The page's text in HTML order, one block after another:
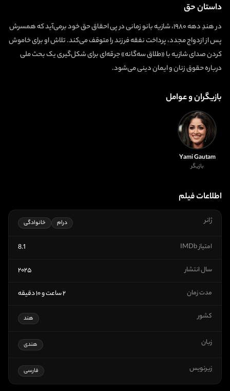
داستان حق
در هندِ دهه ۱۹۸۰، شازیه بانو زمانی در پی احقاق حق خود برمی‌آید که همسرش
پس از ازدواج مجدد، پرداخت نفقه فرزند را متوقف می‌کند. تلاش او برای خاموش
کردن صدای شازیه با «طلاق سه‌گانه» جرقه‌ای برای شکل‌گیری یک بحث ملی
درباره حقوق زنان و ایمان دینی می‌شود.
بازیگران و عوامل
Yami Gautam
بازیگر
اطلاعات فیلم
ژانر درام خانوادگی
امتیاز IMDb 8.1
سال انتشار ۲۰۲۵
مدت زمان ۲ ساعت و ۱۰ دقیقه
کشور هند
زبان هندی
زیرنویس فارسی